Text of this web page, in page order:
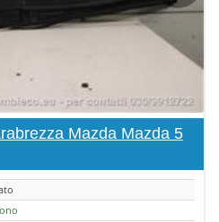
Mazda Mazda 5